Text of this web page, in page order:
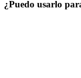
¿Puedo usarlo